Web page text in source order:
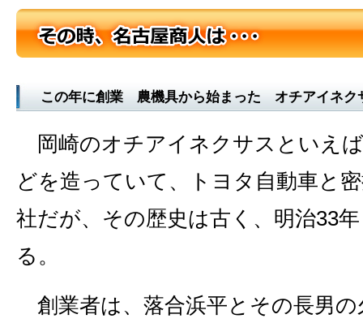
この年に創業 農機具から始まった オチアイネク
岡崎のオチアイネクサスといえ
どを造っていて、トヨタ自動車と
社だが、その歴史は古く、明治33
る。
創業者は、落合浜平とその長男の